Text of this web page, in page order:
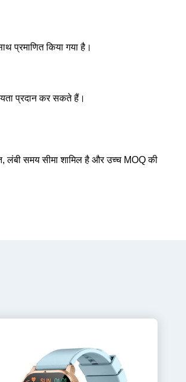
प्रमाणित किया गया है।
प्रदान कर सकते हैं।
लंबी समय सीमा शामिल है और उच्च MOQ की